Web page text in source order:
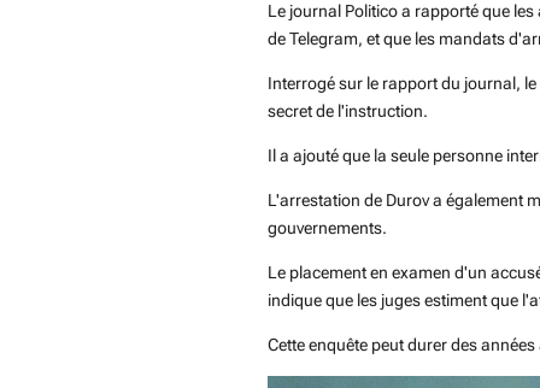
Le journal Politico a rapporté que
de Telegram, et que les mandats
Interrogé sur le rapport du journal,
secret de l'instruction.
Il a ajouté que la seule personne
L'arrestation de Durov a également
gouvernements.
Le placement en examen d'un
indique que les juges estiment que
Cette enquête peut durer des